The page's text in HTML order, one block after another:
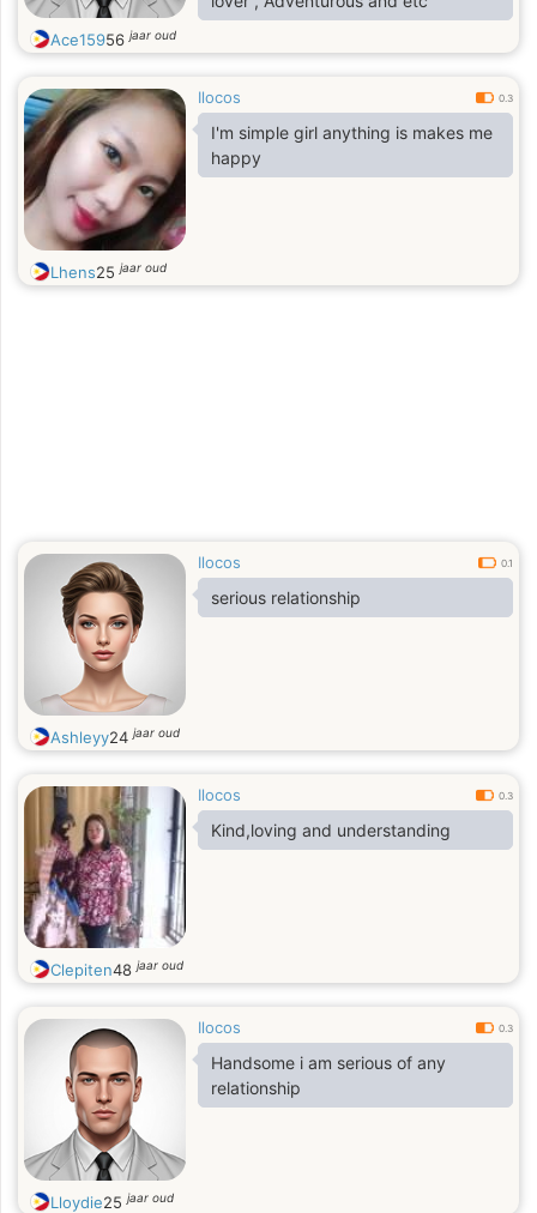
Ace15956jaar oud
Ilocos 0.3
I'm simple girl anything is makes me
happy
Lhens25jaar oud
Ilocos 0.1
serious relationship
Ashleyy24jaar oud
Ilocos 0.3
Kind,loving and understanding
Clepiten48jaar oud
Ilocos 0.3
Handsome i am serious of any
relationship
Lloydie25jaar oud